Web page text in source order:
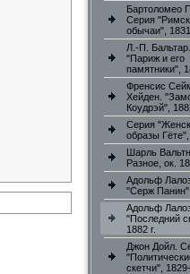
Бартоломео
Серия
обычаи",
Л.-П.
"Париж и его
памятники",
Френсис
Хейден.
Коудрэй",
Серия
образы Гёте",
Шарль
Разное, ок.
Адольф
"Серж Панин",
Адольф
"Последний
1882 г.
Джон Дойл.
скетчи",